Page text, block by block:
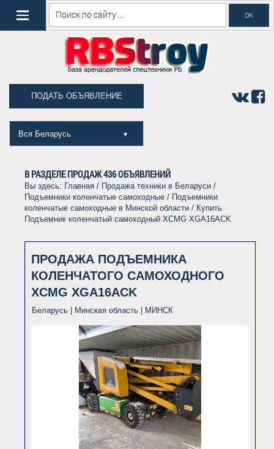
ПОДАТЬ ОБЪЯВЛЕНИЕ
Вся Беларусь ▼
В РАЗДЕЛЕ ПРОДАЖ436ОБЪЯВЛЕНИЙ
Вы здесь: Главная / Продажа техники в Беларуси /
Подъемники коленчатые самоходные / Подъемники
коленчатые самоходные в Минской области / Купить
Подъемник коленчатый самоходный XCMG XGA16ACK
ПРОДАЖА ПОДЪЕМНИКА
КОЛЕНЧАТОГО САМОХОДНОГО
XCMG XGA16ACK
Беларусь | Минская область | МИНСК